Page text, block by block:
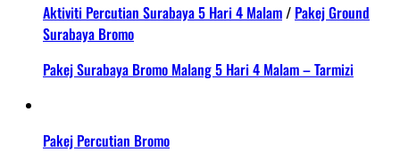
Aktiviti Percutian Surabaya 5 Hari 4 Malam / Pakej Ground
Surabaya Bromo
Pakej Surabaya Bromo Malang 5 Hari 4 Malam – Tarmizi
Pakej Percutian Bromo